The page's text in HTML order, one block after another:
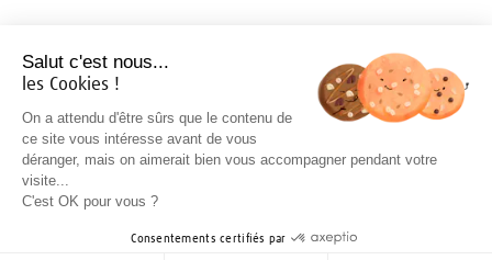
Salut c'est nous...
les Cookies !
On a attendu d'être sûrs que le contenu de
ce site vous intéresse avant de vous
déranger, mais on aimerait bien vous accompagner pendant votre
visite...
C'est OK pour vous ?
Consentements certifiés par